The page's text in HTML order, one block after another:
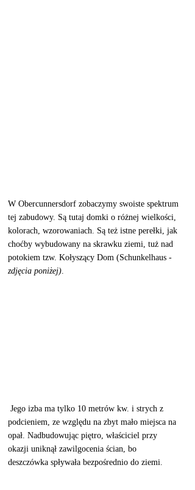
W Obercunnersdorf zobaczymy swoiste spektrum
tej zabudowy. Są tutaj domki o różnej wielkości,
kolorach, wzorowaniach. Są też istne perełki, jak
choćby wybudowany na skrawku ziemi, tuż nad
potokiem tzw. Kołyszący Dom (Schunkelhaus -
zdjęcia poniżej)
podcieniem, ze względu na zbyt mało miejsca na
opał. Nadbudowując piętro, właściciel przy
okazji uniknął zawilgocenia ścian, bo
deszczówka spływała bezpośrednio do ziemi.